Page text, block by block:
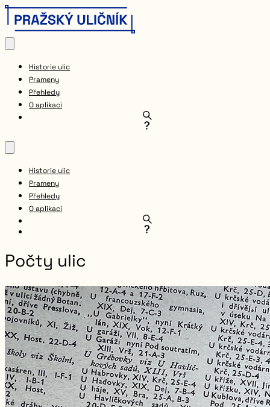
Historie ulic
Prameny
Přehledy
O aplikaci
Historie ulic
Prameny
Přehledy
O aplikaci
Počty ulic